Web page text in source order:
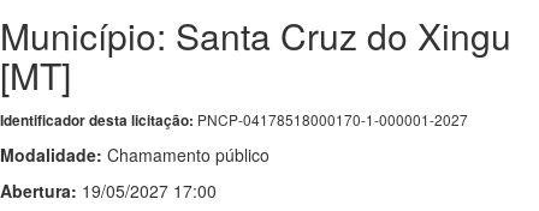
Município: Santa Cruz do Xingu
[MT]
Identificador desta licitação: PNCP-04178518000170-1-000001-2027
Modalidade: Chamamento público
Abertura: 19/05/2027 17:00